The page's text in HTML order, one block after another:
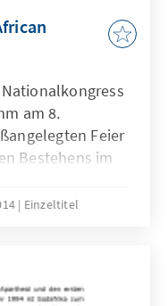
am 8.
Feier
Bestehens im
Manifesto 2014
we move
Einzeltitel